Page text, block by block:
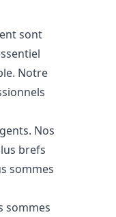
sont
Notre
Nos
brefs
sommes
sommes